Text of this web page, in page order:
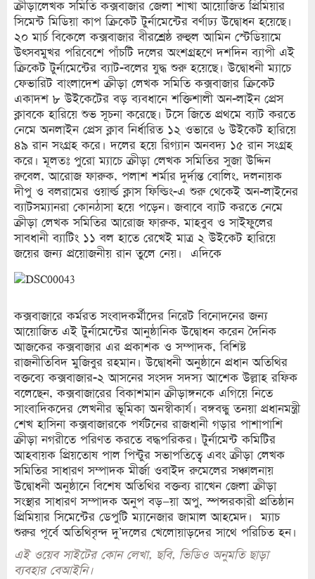
ক্রীড়ালেখক সমিতি কক্সবাজার জেলা শাখা আয়োজিত প্রিমিয়ার
সিমেন্ট মিডিয়া কাপ ক্রিকেট টুর্নামেন্টের বর্ণাঢ্য উদ্বোধন হয়েছে।
২০ মার্চ বিকেলে কক্সবাজার বীরশ্রেষ্ঠ রুহুল আমিন স্টেডিয়ামে
উৎসবমুখর পরিবেশে পাঁচটি দলের অংশগ্রহণে দশদিন ব্যাপী এই
ক্রিকেট টুর্নামেন্টের ব্যাট-বলের যুদ্ধ শুরু হয়েছে। উদ্বোধনী ম্যাচে
ফেভারিট বাংলাদেশ ক্রীড়া লেখক সমিতি কক্সবাজার ক্রিকেট
একাদশ ৮ উইকেটের বড় ব্যবধানে শক্তিশালী অন-লাইন প্রেস
ক্লাবকে হারিয়ে শুভ সূচনা করেছে। টসে জিতে প্রথমে ব্যাট করতে
নেমে অনলাইন প্রেস ক্লাব নির্ধারিত ১২ ওভারে ৬ উইকেট হারিয়ে
৪৯ রান সংগ্রহ করে। দলের হয়ে রিগ্যান অনবদ্য ১৫ রান সংগ্রহ
করে। মূলতঃ পুরো ম্যাচে ক্রীড়া লেখক সমিতির সুজা উদ্দিন
রুবেল, আরোজ ফারুক, পলাশ শর্মার দুর্দান্ত বোলিং, দলনায়ক
দীপু ও বলরামের ওয়ার্ল্ড ক্লাস ফিল্ডিং-এ শুরু থেকেই অন-লাইনের
ব্যাটসম্যানরা কোনঠাসা হয়ে পড়েন। জবাবে ব্যাট করতে নেমে
ক্রীড়া লেখক সমিতির আরোজ ফারুক, মাহবুব ও সাইফুলের
সাবধানী ব্যাটিং ১১ বল হাতে রেখেই মাত্র ২ উইকেট হারিয়ে
জয়ের জন্য প্রয়োজনীয় রান তুলে নেয়। এদিকে
কক্সবাজারে কর্মরত সংবাদকর্মীদের নিরেট বিনোদনের জন্য
আয়োজিত এই টুর্নামেন্টের আনুষ্ঠানিক উদ্বোধন করেন দৈনিক
আজকের কক্সবাজার এর প্রকাশক ও সম্পাদক, বিশিষ্ট
রাজনীতিবিদ মুজিবুর রহমান। উদ্বোধনী অনুষ্ঠানে প্রধান অতিথির
বক্তব্যে কক্সবাজার-২ আসনের সংসদ সদস্য আশেক উল্লাহ রফিক
বলেছেন, কক্সবাজারের বিকাশমান ক্রীড়াঙ্গনকে এগিয়ে নিতে
সাংবাদিকদের লেখনীর ভূমিকা অনস্বীকার্য। বঙ্গবন্ধু তনয়া প্রধানমন্ত্রী
শেখ হাসিনা কক্সবাজারকে পর্যটনের রাজধানী গড়ার পাশাপাশি
ক্রীড়া নগরীতে পরিণত করতে বদ্ধপরিকর। টুর্নামেন্ট কমিটির
আহবায়ক প্রিয়তোষ পাল পিন্টুর সভাপতিত্বে এবং ক্রীড়া লেখক
সমিতির সাধারণ সম্পাদক মীর্জা ওবাইদ রুমেলের সঞ্চালনায়
উদ্বোধনী অনুষ্ঠানে বিশেষ অতিথির বক্তব্য রাখেন জেলা ক্রীড়া
সংস্থার সাধারণ সম্পাদক অনুপ বড়–য়া অপু, স্পন্সরকারী প্রতিষ্ঠান
প্রিমিয়ার সিমেন্টের ডেপুটি ম্যানেজার জামাল আহমেদ। ম্যাচ
শুরুর পূর্বে অতিথিবৃন্দ দু’দলের খেলোয়াড়দের সাথে পরিচিত হন।
এই ওয়েব সাইটের কোন লেখা, ছবি, ভিডিও অনুমতি ছাড়া
ব্যবহার বেআইনি।